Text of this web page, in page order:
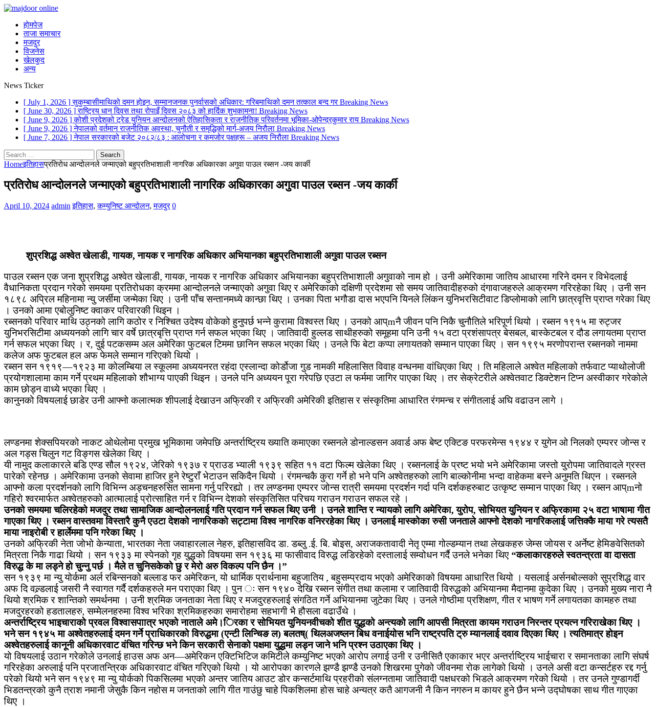
होमपेज
ताजा समाचार
मजदुर
विजनेस
खेलकुद
अन्य
News Ticker
[ July 1, 2026 ]सुकुम्बासीमाथिको दमन होइन, सम्मानजनक पुनर्वासको अधिकार: गरिबमाथिको दमन तत्काल बन्द गरBreaking News
[ June 30, 2026 ]राष्ट्रिय धान दिवस तथा रोपाइँ दिवस २०८३ को हार्दिक शुभकामना! Breaking News
[ June 9, 2026 ]कोशी प्रदेशको ट्रेड युनियन आन्दोलनको ऐतिहासिकता र राजनीतिक परिवर्तनमा भूमिका-ओपेन्द्रकुमार राय Breaking News
[ June 9, 2026 ]नेपालको वर्तमान राजनीतिक अवस्था, चुनौती र समृद्धिको मार्ग-अजय निरौला Breaking News
[ June 7, 2026 ]नेपाल सरकारको बजेट २०८२/८३ : आलोचना र कमजोर पक्षहरू – अजय निरौला Breaking News
Search
for:
Homeइतिहासप्रतिरोध आन्दोलनले जन्माएको बहुप्रतिभाशाली नागरिक अधिकारका अगुवा पाउल रब्सन -जय कार्की
प्रतिरोध आन्दोलनले जन्माएको बहुप्रतिभाशाली नागरिक अधिकारका अगुवा पाउल रब्सन -जय कार्की
April 10, 2024 admin इतिहास,कम्युनिष्ट आन्दोलन,मजदुर 0
शुप्रशिद्ध अश्वेत खेलाडी, गायक, नायक र नागरिक अधिकार अभियानका बहुप्रतिभाशाली अगुवा पाउल रब्सन
पाउल रब्सन एक जना शुप्रशिद्ध अश्वेत खेलाडी, गायक, नायक र नागरिक अधिकार अभियानका बहुप्रतिभाशाली अगुवाको नाम हो । उनी अमेरिकामा जातिय आधारमा गरिने दमन र विभेदलाई
वैधानिकता प्रदान गरेको समयमा प्रतिरोधका क्रममा आन्दोलनले जन्माएको अगुवा थिए र अमेरिकाको दक्षिणी प्रदेशमा सो समय जातिवादीहरुको दंगावाजहरुले आक्रमण गरिरहेका थिए । उनी सन
१८९८ अप्रिल महिनामा न्यु जर्सीमा जन्मेका थिए । उनी पाँच सन्तानमध्ये कान्छा थिए । उनका पिता भगौडा दास भएपनि यिनले लिंकन युनिभरसिटीवाट डिप्लोमाको लागि छात्रवृत्ति प्राप्त गरेका थिए
। उनको आमा एबोलुनिष्ट क्वाकर परिवारकी थिइन ।
रब्सनको परिवार माथि उठ्नको लागि कठोर र निश्चित उदेश्य वोकेको हुनुपर्छ भन्ने कुरामा विश्वस्त थिए । उनको आप्mनै जीवन पनि निकै चुनौतिले भरिपूर्ण थियो । रब्सन १९१५ मा रुट्जर
युनिभरसिटीमा अध्ययनको लागि चार वर्षे छात्रबृत्ति प्राप्त गर्न सफल भएका थिए । जातिवादी हुल्लड साथीहरुको समूहमा पनि उनी १५ वटा प्रशंसापत्र बेसबल, बास्केटबल र दौड लगायतमा प्राप्त
गर्न सफल भएका थिए । र, दुई पटकसम्म अल अमेरिका फुटबल टिममा छानिन सफल भएका थिए । उनले फि बेटा कप्पा लगायतको सम्मान पाएका थिए । सन १९९५ मरणोपरान्त रब्सनको नाममा
कलेज अफ फुटबल हल अफ फेमले सम्मान गरिएको थियो ।
रब्सन सन १९१९—१९२३ मा कोलम्बिया ल स्कूलमा अध्ययनरत रहंदा एस्लान्दा कोर्डोजा गुड नामकी महिलासित विवाह वन्धनमा वांधिएका थिए । ति महिलाले अश्वेत महिलाको तर्फवाट प्याथोलोजी
प्रयोगशालामा काम गर्ने प्रथम महिलाको शौभाग्य पाएकी थिइन । उनले पनि अध्ययन पूरा गरेपछि एउटा ल फर्ममा जागिर पाएका थिए । तर सेक्रेटरीले अश्वेतवाट डिक्टेशन टिप्न अस्वीकार गरेकोले
काम छोड्न वाध्ये भएका थिए ।
कानुनको विषयलाई छाडेर उनी आफ्नो कलात्मक शीपलाई देखाउन अफ्रिकी र अफ्रिकी अमेरिकी इतिहास र संस्कृतिमा आधारित रंगमन्च र संगीतलाई अघि वढाउन लागे ।
लण्डनमा शेक्सपियरको नाकट ओथेलोमा प्रमुख भूमिकामा जमेपछि अन्तर्राष्ट्रिय ख्याति कमाएका रब्सनले डोनाल्डसन अवार्ड अफ बेष्ट एक्टिङ परफरमेन्स १९४४ र युगेन ओ निलको एम्परर जोन्स र
अल गड्स चिलुन गट विङ्गस खेलेका थिए ।
यी नामुद कलाकारले बडि एण्ड सौल १९२४, जेरिको १९३७ र प्राउड भ्याली १९३९ सहित ११ वटा फिल्म खेलेका थिए । रब्सनलाई के प्रष्ट भयो भने अमेरिकामा जस्तो युरोपमा जातिवादले ग्रस्त
पारेको रहेनछ । अमेरिकामा उनको सेवामा हाजिर हुने रेष्टुराँ भेटाउन सकिदैन थियो । रंगमन्चकै कुरा गर्ने हो भने पनि अश्वेतहरुको लागि बाल्कोनीमा भन्दा वाहेकमा बस्ने अनुमति थिएन । रब्सनले
आफ्नो कला प्रदर्शनको लागि विभिन्न अड्चनहरुसित सामना गर्नु परिरह्यो । तर लण्डनमा एम्परर जोन्स रात्री समयमा प्रदर्शन गर्दा पनि दर्शकहरुबाट उत्कृष्ट सम्मान पाएका थिए । रब्सन आप्mनो
गहिरो श्वरमार्फत अश्वेतहरुको आत्मालाई प्रोत्साहित गर्न र विभिन्न देशको संस्कृतिसित परिचय गराउन गराउन सफल रहे ।
उनको समयमा चलिरहेको मजदुर तथा सामाजिक आन्दोलनलाई गति प्रदान गर्न सफल थिए उनी । उनले शान्ति र न्यायको लागि अमेरिका, युरोप, सोभियत युनियन र अफ्रिकामा २५ वटा भाषामा गीत
गाएका थिए । रब्सन वास्तवमा विस्तारै कुनै एउटा देशको नागरिकको सट्टामा विश्व नागरिक वनिररहेका थिए । उनलाई मास्कोका रुसी जनताले आफ्नो देशको नागरिकलाई जत्तिक्कै माया गरे त्यसतै
माया नाइरोबी र हार्लेममा पनि गरेका थिए ।
उनको अफ्रिकी नेता जोभो केन्याता, भारतका नेता जवाहारलाल नेहरु, इतिहासविद डा. डब्लु .ई. बि. बोइस, अराजकतावादी नेतृ एम्मा गोल्डम्यान तथा लेखकहरु जेम्स जोयस र अर्नेष्ट हेमिङवेसितको
मित्रता निकै गाढा थियो । सन १९३३ मा स्पेनको गृह युद्धको विषयमा सन १९३६ मा फासीवाद विरुद्ध लडिरहेको दस्तालाई सम्वोधन गर्दै उनले भनेका थिए “कलाकारहरुले स्वतन्त्रता वा दासता
विरुद्ध के मा लड्ने हो चुन्नु पर्छ । मैले त चुनिसकेको छु र मेरो अरु विकल्प पनि छैन ।”
सन १९३९ मा न्यु योर्कमा अर्ल रबिन्सनको बल्लाड फर अमेरिकन, यो धार्मिक प्रार्थनामा बहुजातिय , बहुसम्प्रदाय भएको अमेरिकाको विषयमा आधारित थियो । यसलाई अर्सनबोल्सको सुप्रशिद्ध वार
अफ दि वल्र्डलाई जसरी नै स्वागत गर्दै दर्शकहरुले मन पराएका थिए । पुन ः सन १९४० देखि रब्सन संगीत तथा कलामा र जातिवादी विरुद्धको अभियानमा मैदानमा कुदेका थिए । उनको मुख्य नारा नै
थियो श्रमिक र शान्तिको समर्थनमा । उनी श्रमिक जनताका नेता थिए र मजदुरहरुलाई संगठित गर्ने अभियानमा जुटेका थिए । उनले गोष्ठीमा प्रशिक्षण, गीत र भाषण गर्ने लगायतका कामहरु तथा
मजदुरहरको हडतालहरु, सम्मेलनहरुमा विश्व भरिका श्रमिकहरुका समारोहमा सहभागी भै हौसला वढाउँथे ।
अन्तर्राष्ट्रिय भाइचाराको प्रवल विश्वासपाात्र भएको नाताले अमे।िरका र सोभियत युनियनवीचको शीत युद्धको अन्त्यको लागि आपसी मित्रता कायम गराउन निरन्तर प्रयत्न गरिराखेका थिए ।
भने सन १९४५ मा अश्वेतहरुलाई दमन गर्ने प्राधिकारको विरुद्धमा (एन्टी लिन्चिङ ल) बलतष्( थिलअजष्लन बिध वनाईयोस भनि राष्ट्रपति ट्रु म्यानलाई दवाव दिएका थिए । त्यतिमात्र होइन
अश्वेतहरुलाई कानूनी अधिकारवाट वंचित गरिन्छ भने किन सरकारी सेनाको पक्षमा युद्धमा लड्न जाने भनि प्रश्न उठाएका थिए ।
यो विषयलाई उठान गरेकोले उनलाई हाउस अफ अन—अमेरिकन एक्टिभिटिज कमिटीले कम्युनिष्ट भएको आरोप लगाई उनी र उनीसितै एकाकार भएर अन्तर्राष्ट्रिय भाईचारा र समानताका लागि संघर्ष
गरिरहेका अरुलाई पनि प्रजातन्त्रिक अधिकारवाट वंचित गरिएको थियो । यो आरोपका कारणले झण्डै झण्डै उनको शिखरमा पुगेको जीवनमा रोक लागेको थियो । उनले असी वटा कन्सर्टहरु रद्द गर्नु
परेको थियो भने सन १९४९ मा न्यु योर्कको पिकसिलमा भएको अन्तर जातिय आउट डोर कन्सर्टमाथि प्रहरीको संलग्नतामा जातिवादी पक्षधरको भिडले आक्रमण गरेको थियो । तर उनले गुण्डागर्दी
भिडतन्त्रको कुनै त्राश नमानी जेसुकै किन नहोस म जनताको लागि गीत गाउंछु चाहे पिकशिलमा होस चाहे अन्यत्र कतै आगजनी नै किन नगरुन म कायर हुने छैन भन्ने उद्घोषका साथ गीत गाएका
थिए ।